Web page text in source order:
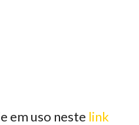
em uso neste link